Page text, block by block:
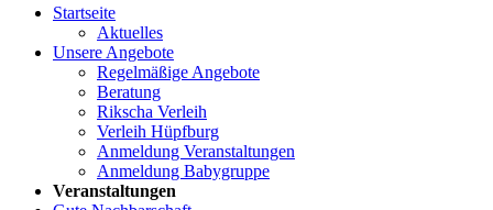
Startseite
Aktuelles
Unsere Angebote
Regelmäßige Angebote
Beratung
Rikscha Verleih
Verleih Hüpfburg
Anmeldung Veranstaltungen
Anmeldung Babygruppe
Veranstaltungen